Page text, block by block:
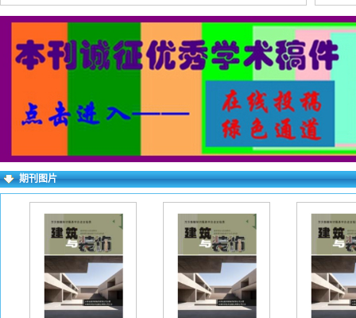
练
（3
求逐
右上
失败
下：
期刊图片